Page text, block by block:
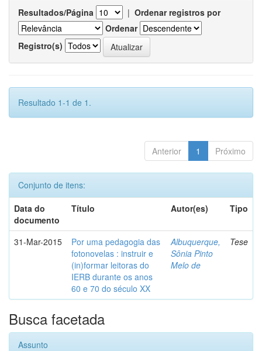
Resultados/Página | Ordenar registros por
Ordenar
Registro(s)
Resultado 1-1 de 1.
Anterior 1 Próximo
Conjunto de itens:
Data do
documento
Título Autor(es) Tipo
31-Mar-2015
Por uma pedagogia das
fotonovelas : instruir e
(in)formar leitoras do
IERB durante os anos
60 e 70 do século XX
Albuquerque,
Sônia Pinto
Melo de
Tese
Busca facetada
Assunto